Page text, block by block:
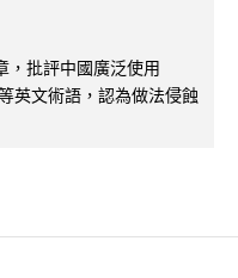
，批評中國廣泛使用
英文術語，認為做法侵蝕